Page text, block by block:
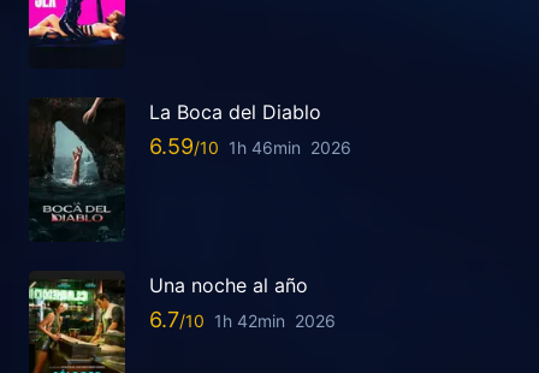
La Boca del Diablo
6.59 1h 46min 2026
Una noche al año
6.7 1h 42min 2026